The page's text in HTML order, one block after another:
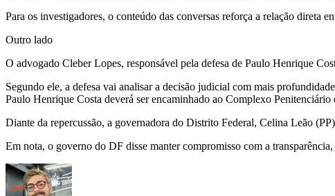
Para os investigadores, o conteúdo das conversas reforça a relação direta
Outro lado
O advogado Cleber Lopes, responsável pela defesa de Paulo Henrique
Segundo ele, a defesa vai analisar a decisão judicial com mais
Paulo Henrique Costa deverá ser encaminhado ao Complexo Penitenciário
Diante da repercussão, a governadora do Distrito Federal, Celina Leão
Em nota, o governo do DF disse manter compromisso com a